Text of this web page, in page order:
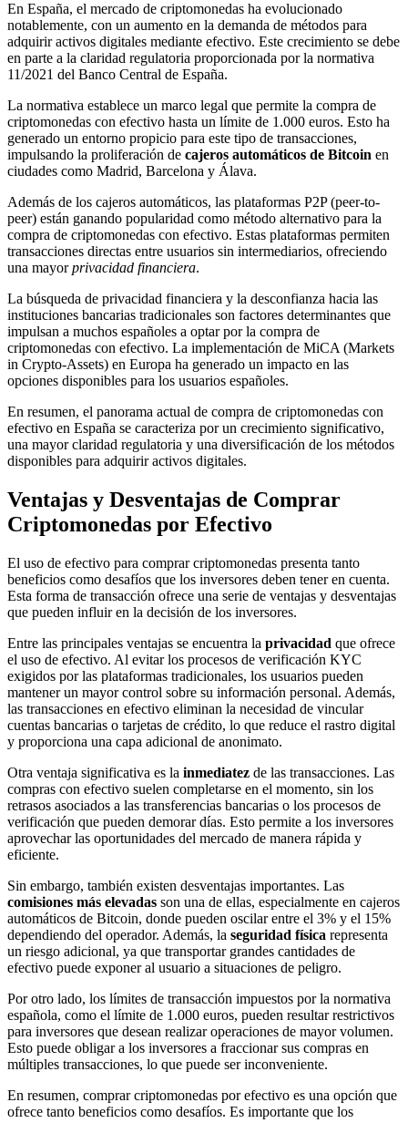
En España, el mercado de criptomonedas ha evolucionado
notablemente, con un aumento en la demanda de métodos para
adquirir activos digitales mediante efectivo. Este crecimiento se debe
en parte a la claridad regulatoria proporcionada por la normativa
11/2021 del Banco Central de España.
La normativa establece un marco legal que permite la compra de
criptomonedas con efectivo hasta un límite de 1.000 euros. Esto ha
generado un entorno propicio para este tipo de transacciones,
impulsando la proliferación de cajeros automáticos de Bitcoin en
ciudades como Madrid, Barcelona y Álava.
Además de los cajeros automáticos, las plataformas P2P (peer-to-
peer) están ganando popularidad como método alternativo para la
compra de criptomonedas con efectivo. Estas plataformas permiten
transacciones directas entre usuarios sin intermediarios, ofreciendo
una mayorprivacidad financiera.
La búsqueda de privacidad financiera y la desconfianza hacia las
instituciones bancarias tradicionales son factores determinantes que
impulsan a muchos españoles a optar por la compra de
criptomonedas con efectivo. La implementación de MiCA (Markets
in Crypto-Assets) en Europa ha generado un impacto en las
opciones disponibles para los usuarios españoles.
En resumen, el panorama actual de compra de criptomonedas con
efectivo en España se caracteriza por un crecimiento significativo,
una mayor claridad regulatoria y una diversificación de los métodos
disponibles para adquirir activos digitales.
Ventajas y Desventajas de Comprar
Criptomonedas por Efectivo
El uso de efectivo para comprar criptomonedas presenta tanto
beneficios como desafíos que los inversores deben tener en cuenta.
Esta forma de transacción ofrece una serie de ventajas y desventajas
que pueden influir en la decisión de los inversores.
Entre las principales ventajas se encuentra la privacidad que ofrece
el uso de efectivo. Al evitar los procesos de verificación KYC
exigidos por las plataformas tradicionales, los usuarios pueden
mantener un mayor control sobre su información personal. Además,
las transacciones en efectivo eliminan la necesidad de vincular
cuentas bancarias o tarjetas de crédito, lo que reduce el rastro digital
y proporciona una capa adicional de anonimato.
Otra ventaja significativa es la inmediatez de las transacciones. Las
compras con efectivo suelen completarse en el momento, sin los
retrasos asociados a las transferencias bancarias o los procesos de
verificación que pueden demorar días. Esto permite a los inversores
aprovechar las oportunidades del mercado de manera rápida y
eficiente.
Sin embargo, también existen desventajas importantes. Las
comisiones más elevadas son una de ellas, especialmente en cajeros
automáticos de Bitcoin, donde pueden oscilar entre el 3% y el 15%
dependiendo del operador. Además, la seguridad física representa
un riesgo adicional, ya que transportar grandes cantidades de
efectivo puede exponer al usuario a situaciones de peligro.
Por otro lado, los límites de transacción impuestos por la normativa
española, como el límite de 1.000 euros, pueden resultar restrictivos
para inversores que desean realizar operaciones de mayor volumen.
Esto puede obligar a los inversores a fraccionar sus compras en
múltiples transacciones, lo que puede ser inconveniente.
En resumen, comprar criptomonedas por efectivo es una opción que
ofrece tanto beneficios como desafíos. Es importante que los